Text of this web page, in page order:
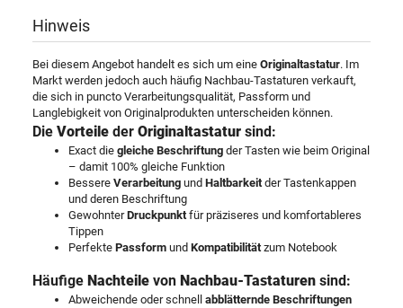
Hinweis
Bei diesem Angebot handelt es sich um eine Originaltastatur. Im
Markt werden jedoch auch häufig Nachbau-Tastaturen verkauft,
die sich in puncto Verarbeitungsqualität, Passform und
Langlebigkeit von Originalprodukten unterscheiden können.
Die Vorteile der Originaltastatur sind:
Exact die gleiche Beschriftung der Tasten wie beim Original
– damit 100% gleiche Funktion
Bessere Verarbeitung und Haltbarkeitder Tastenkappen
und deren Beschriftung
GewohnterDruckpunktfür präziseres und komfortableres
Tippen
Perfekte Passform und Kompatibilitätzum Notebook
Häufige Nachteile von Nachbau-Tastaturen sind:
Abweichende oder schnell abblätternde Beschriftungen